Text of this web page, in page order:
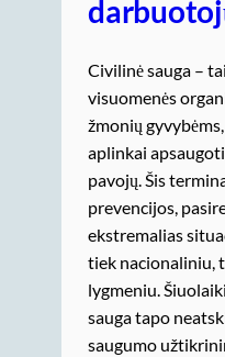
Civilinė sauga –
visuomenės
žmonių
aplinkai
pavojų. Šis
prevencijos,
ekstremalias
tiek nacionaliniu,
lygmeniu.
sauga tapo
saugumo